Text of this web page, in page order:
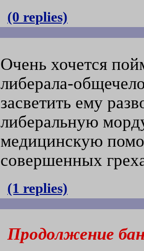
(0 replies)
Очень хочется
либерала-
засветить ему
либеральную
медицинскую
совершенных
(1 replies)
Продолжение